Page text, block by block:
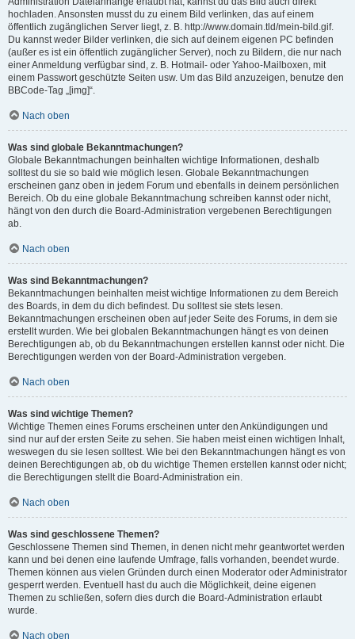
hochladen. Ansonsten musst du zu einem Bild verlinken, das auf einem
öffentlich zugänglichen Server liegt, z. B. http://www.domain.tld/mein-bild.gif.
Du kannst weder Bilder verlinken, die sich auf deinem eigenen PC befinden
(außer es ist ein öffentlich zugänglicher Server), noch zu Bildern, die nur nach
einer Anmeldung verfügbar sind, z. B. Hotmail- oder Yahoo-Mailboxen, mit
einem Passwort geschützte Seiten usw. Um das Bild anzuzeigen, benutze den
BBCode-Tag „[img]“.
Nach oben
Was sind globale Bekanntmachungen?
Globale Bekanntmachungen beinhalten wichtige Informationen, deshalb
solltest du sie so bald wie möglich lesen. Globale Bekanntmachungen
erscheinen ganz oben in jedem Forum und ebenfalls in deinem persönlichen
Bereich. Ob du eine globale Bekanntmachung schreiben kannst oder nicht,
hängt von den durch die Board-Administration vergebenen Berechtigungen
ab.
Nach oben
Was sind Bekanntmachungen?
Bekanntmachungen beinhalten meist wichtige Informationen zu dem Bereich
des Boards, in dem du dich befindest. Du solltest sie stets lesen.
Bekanntmachungen erscheinen oben auf jeder Seite des Forums, in dem sie
erstellt wurden. Wie bei globalen Bekanntmachungen hängt es von deinen
Berechtigungen ab, ob du Bekanntmachungen erstellen kannst oder nicht. Die
Berechtigungen werden von der Board-Administration vergeben.
Nach oben
Was sind wichtige Themen?
Wichtige Themen eines Forums erscheinen unter den Ankündigungen und
sind nur auf der ersten Seite zu sehen. Sie haben meist einen wichtigen Inhalt,
weswegen du sie lesen solltest. Wie bei den Bekanntmachungen hängt es von
deinen Berechtigungen ab, ob du wichtige Themen erstellen kannst oder nicht;
die Berechtigungen stellt die Board-Administration ein.
Nach oben
Was sind geschlossene Themen?
Geschlossene Themen sind Themen, in denen nicht mehr geantwortet werden
kann und bei denen eine laufende Umfrage, falls vorhanden, beendet wurde.
Themen können aus vielen Gründen durch einen Moderator oder Administrator
gesperrt werden. Eventuell hast du auch die Möglichkeit, deine eigenen
Themen zu schließen, sofern dies durch die Board-Administration erlaubt
wurde.
Nach oben